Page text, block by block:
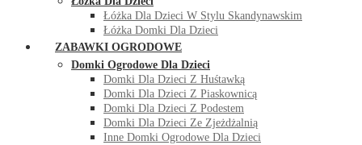
Łóżka Dla Dzieci W Stylu Skandynawskim
Łóżka Domki Dla Dzieci
ZABAWKI OGRODOWE
Domki Ogrodowe Dla Dzieci
Domki Dla Dzieci Z Huśtawką
Domki Dla Dzieci Z Piaskownicą
Domki Dla Dzieci Z Podestem
Domki Dla Dzieci Ze Zjeżdżalnią
Inne Domki Ogrodowe Dla Dzieci